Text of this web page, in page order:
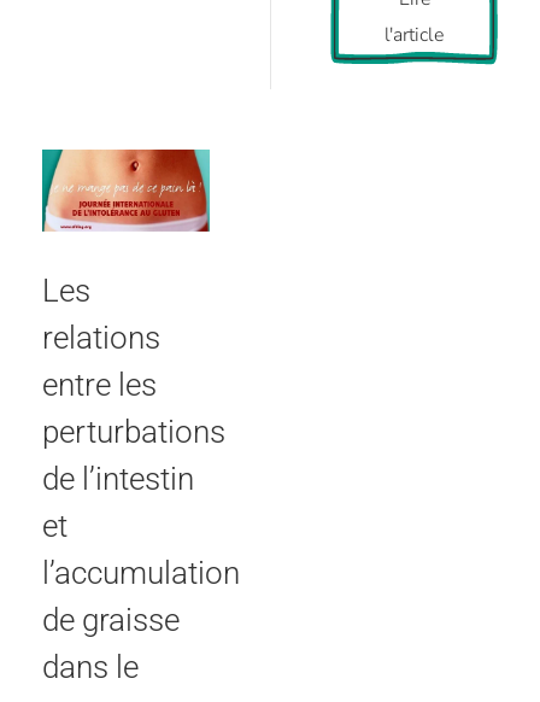
l'article
Les
relations
entre les
perturbations
de l’intestin
et
l’accumulation
de graisse
dans le